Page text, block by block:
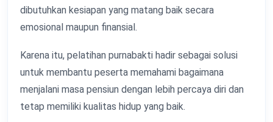
dibutuhkan kesiapan yang matang baik secara
emosional maupun finansial.
Karena itu, pelatihan purnabakti hadir sebagai solusi
untuk membantu peserta memahami bagaimana
menjalani masa pensiun dengan lebih percaya diri dan
tetap memiliki kualitas hidup yang baik.